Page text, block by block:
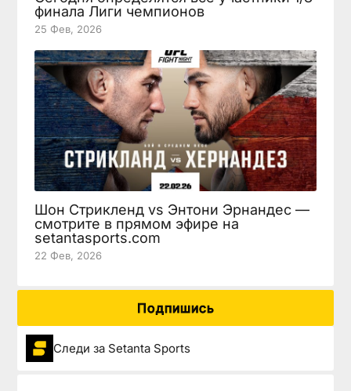
финала Лиги чемпионов
25 Фев, 2026
Шон Стрикленд vs Энтони Эрнандес —
смотрите в прямом эфире на
setantasports.com
22 Фев, 2026
Подпишись
Следи за Setanta Sports